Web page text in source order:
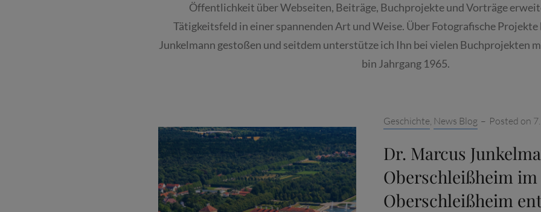
Öffentlichkeit über Webseiten, Beiträge, Buchprojekte und Vorträge
Tätigkeitsfeld in einer spannenden Art und Weise. Über Fotografische Projekte
Junkelmann gestoßen und seitdem unterstütze ich Ihn bei vielen Buchprojekten
bin Jahrgang 1965.
Categories:
Geschichte, News Blog – Posted on
Dr. Marcus
Oberschleißheim
Oberschleißheim